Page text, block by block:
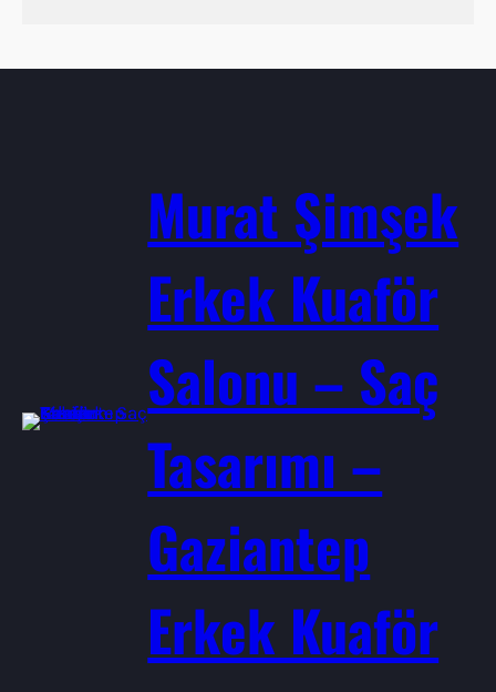
Murat Şimşek
Erkek Kuaför
Salonu – Saç
Tasarımı –
Gaziantep
Erkek Kuaför